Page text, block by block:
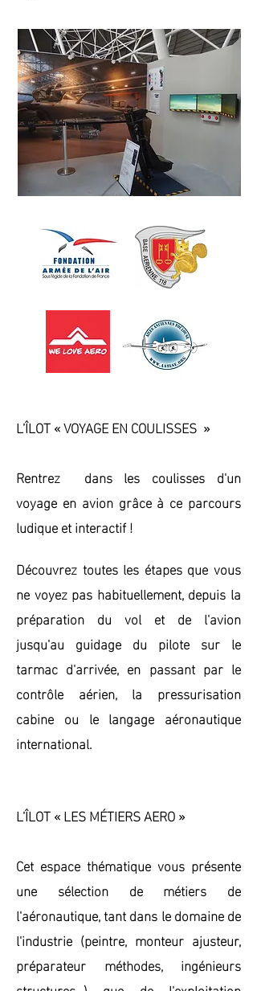
L’ÎLOT « VOYAGE EN COULISSES »
Rentrez dans les coulisses d'un
voyage en avion grâce à ce parcours
ludique et interactif !
Découvrez toutes les étapes que vous
ne voyez pas habituellement, depuis la
préparation du vol et de l'avion
jusqu'au guidage du pilote sur le
tarmac d'arrivée, en passant par le
contrôle aérien, la pressurisation
cabine ou le langage aéronautique
international.
L’ÎLOT « LES MÉTIERS AERO »
Cet espace thématique vous présente
une sélection de métiers de
l'aéronautique, tant dans le domaine de
l'industrie (peintre, monteur ajusteur,
préparateur méthodes, ingénieurs